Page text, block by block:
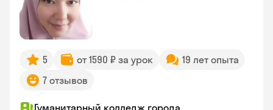
5 от 1590 ₽ за урок
19 лет опыта
7 отзывов
Гуманитарный колледж города